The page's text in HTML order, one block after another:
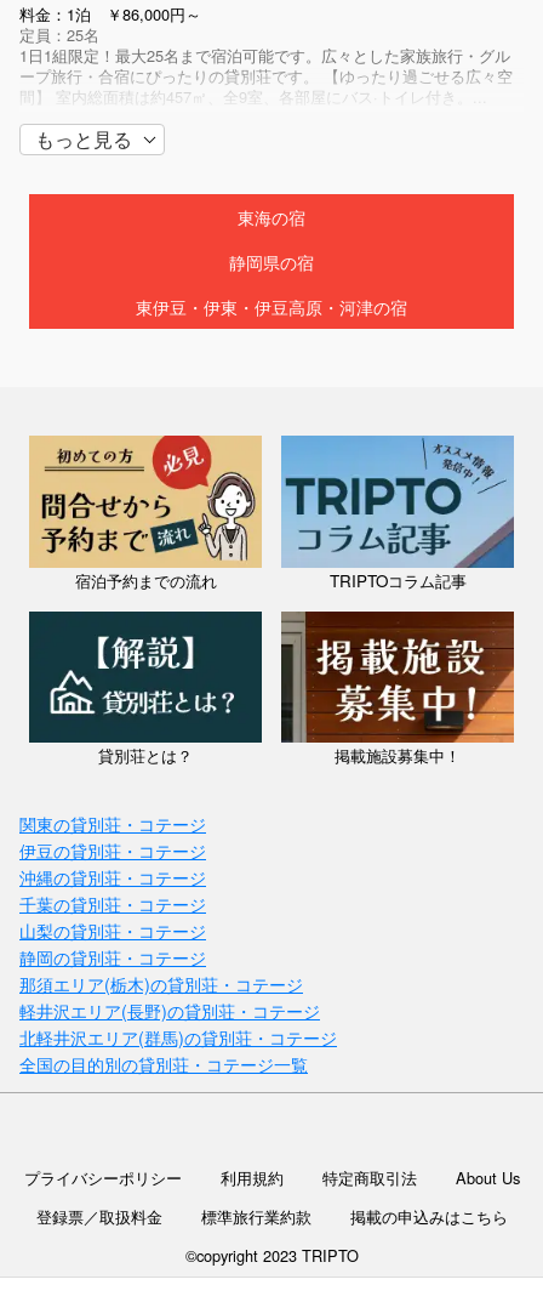
料金：1人あたり￥7,000～
定員：100名
河津さくらで有名な東伊豆エリア河津町は伊東市や下田市にも近く、今
井浜海水浴場、白浜海水浴場や温泉でしられる観光地です。 美しい自
然と温暖な気候に恵まれ、１年を通して楽しめます。 河津七滝や河津
バ...
静岡県 / 熱海・伊豆山温泉
Atami Grand View Terrace
料金：1泊（2名）￥30,500～
定員：10名
熱海は日本屈指の温泉地！東京から新幹線で約50分の近さで気軽にお
越しいただける観光地です。 海に面した立地で、新鮮な魚介が味わえ
るのも魅う海の幸や山の幸、絶景スポット、アートや歴史体験スポット
料金：1泊 ￥86,000円～
定員：25名
1日1組限定！最大25名まで宿泊可能です。広々とした家族旅行・グル
ープ旅行・合宿にぴったりの貸別荘です。 【ゆったり過ごせる広々空
間】 室内総面積は約457㎡、全9室、各部屋にバス·トイレ付き。...
静岡県 / 東伊豆・伊東・伊豆高原・河津
自然と音楽を愉しむ ~森の隠れ家宿 Private lodge SARU
料金：￥49,800～（一棟貸切）
焚き火と音楽を愉しむ、大人の隠れ家へ。 海まで数分、名湯や観光地
もすぐそば——それでいて、敷地内はまるで別世界。人目を気にせず音
楽に没頭できる*オーディオ設備、楽器類、BBQスペース、リモート
定員：11名
伊豆の緑に囲まれたプライベートリゾートで都会の疲れを癒しません
か。 BBQはもちろん、プールとサウナで身体も心もリフレッシュして
ください。 朝は小鳥たちのさえずりで目覚め、オープンエアーのプー
もっと見る
東海の宿
静岡県の宿
東伊豆・伊東・伊豆高原・河津の宿
宿泊予約までの流れ TRIPTOコラム記事
貸別荘とは？ 掲載施設募集中！
関東の貸別荘・コテージ
伊豆の貸別荘・コテージ
沖縄の貸別荘・コテージ
千葉の貸別荘・コテージ
山梨の貸別荘・コテージ
静岡の貸別荘・コテージ
那須エリア(栃木)の貸別荘・コテージ
軽井沢エリア(長野)の貸別荘・コテージ
北軽井沢エリア(群馬)の貸別荘・コテージ
全国の目的別の貸別荘・コテージ一覧
©copyright 2023 TRIPTO
プライバシーポリシー 利用規約 特定商取引法
About Us
登録票／取扱料金
標準旅行業約款 掲載の申込みはこちら